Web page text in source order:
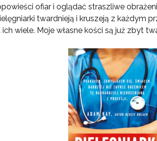
ofiar i oglądać straszliwe
twardnieją i kruszeją z każdym
wiele. Moje własne kości są już zbyt